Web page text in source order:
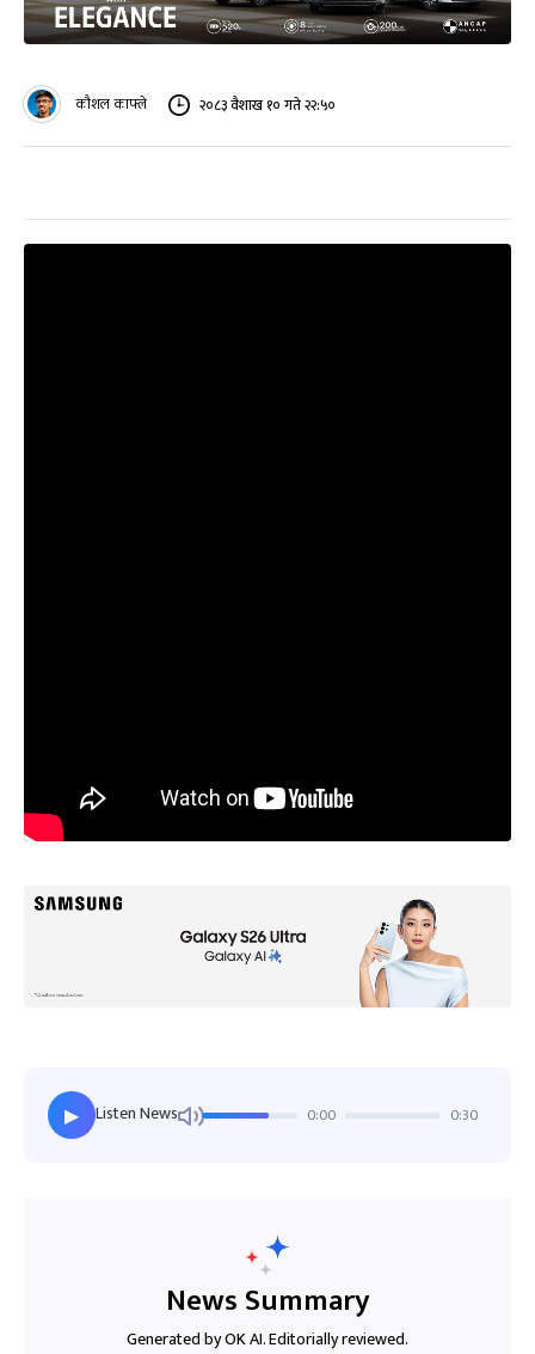
कौशल काफ्ले २०८३ वैशाख १० गते २२:५०
▶ Listen News 0:00 0:30
News Summary
Generated by OK AI. Editorially reviewed.